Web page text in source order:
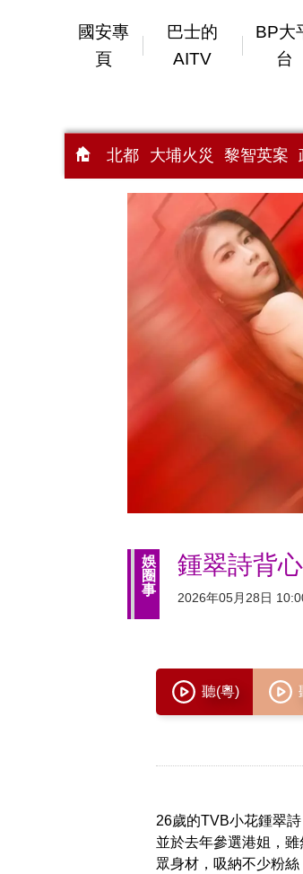
國安專
頁
巴士的
AITV
BP大
台
北都 大埔火災 黎智英案
娛
圈
事
鍾翠詩背
2026年05月28日
26歲的TVB小花鍾翠
並於去年參選港姐，
眾身材，吸納不少粉